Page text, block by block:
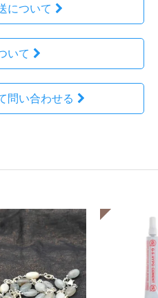
について
いて
問い合わせる